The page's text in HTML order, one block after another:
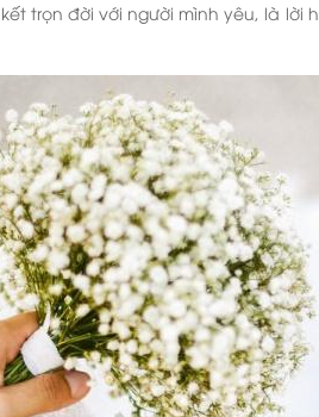
trọn đời với người mình yêu, là lời